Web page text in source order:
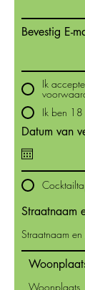
Bevestig E-
Ik
Ik ben
Datum van
Straatnaam